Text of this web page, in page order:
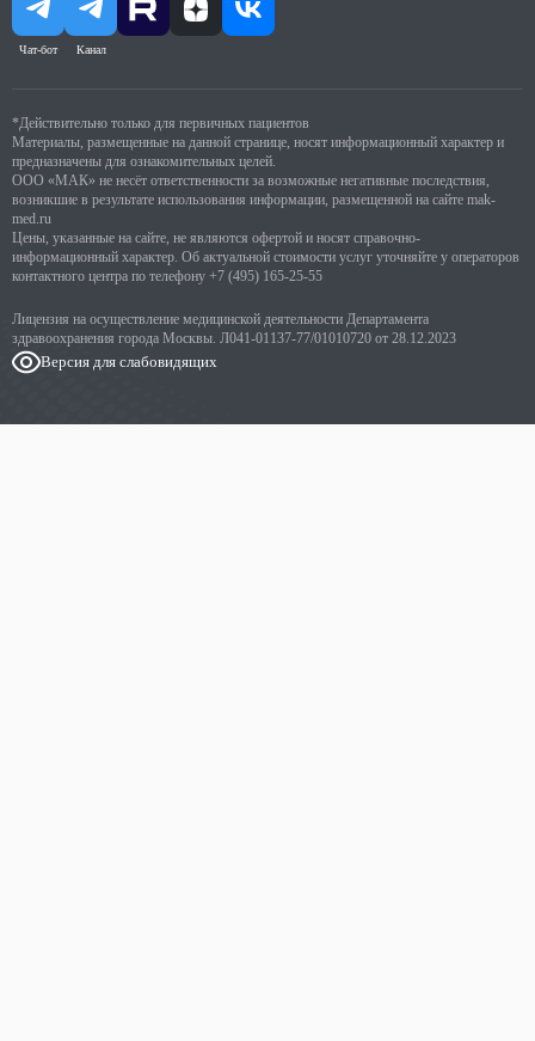
Чат-бот Канал
*Действительно только для первичных пациентов
Материалы, размещенные на данной странице, носят информационный характер и
предназначены для ознакомительных целей.
ООО «МАК» не несёт ответственности за возможные негативные последствия,
возникшие в результате использования информации, размещенной на сайте mak-
med.ru
Цены, указанные на сайте, не являются офертой и носят справочно-
информационный характер. Об актуальной стоимости услуг уточняйте у операторов
контактного центра по телефону +7 (495) 165-25-55
Лицензия на осуществление медицинской деятельности Департамента
здравоохранения города Москвы. Л041-01137-77/01010720 от 28.12.2023
Версия для слабовидящих